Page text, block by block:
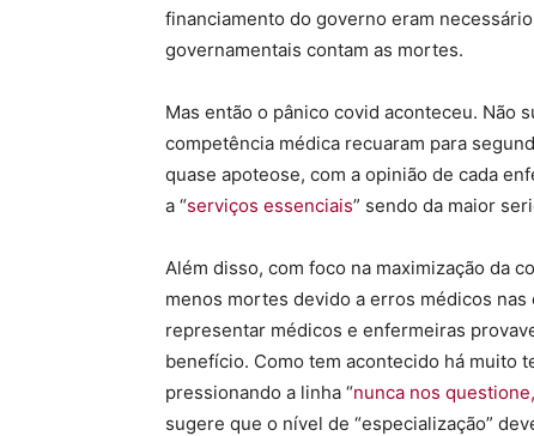
financiamento do governo eram
governamentais contam as mortes.
Mas então o pânico covid aconteceu. Não
competência médica recuaram para
quase apoteose, com a opinião de cada
a “serviços essenciais” sendo da maior
Além disso, com foco na maximização da
menos mortes devido a erros médicos
representar médicos e enfermeiras
benefício. Como tem acontecido há muito
pressionando a linha “nunca nos
sugere que o nível de “especialização”